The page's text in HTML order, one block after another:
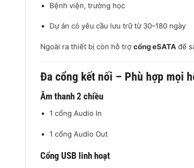
Bệnh viện, trường học
Dự án có yêu cầu lưu trữ từ 30–180 ngày
Ngoài ra thiết bị còn hỗ trợ cổng eSATA để
Đa cổng kết nối – Phù hợp mọi
Âm thanh 2 chiều
1 cổng Audio In
1 cổng Audio Out
Cổng USB linh hoạt